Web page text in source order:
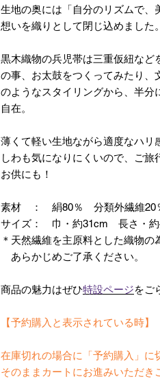
生地の奥には「自分のリズムで、
想いを織りとして閉じ込めました。
黒木織物の兵児帯は三重仮紐など
の事、お太鼓をつくってみたり
のようなスタイリングから、半分
自在。
薄くて軽い生地ながら適度なハリ
しわも気になりにくいので、ご
お供にも！
素材 ： 絹80％ 分類外繊維20％
サイズ： 巾・約31cm 長さ・約
＊天然繊維を主原料とした織物の
あらかじめご了承ください。
商品の魅力はぜひ特設ページをご
【予約購入と表示されている時】
在庫切れの場合に「予約購入」に
そのままカートにお進みいただき